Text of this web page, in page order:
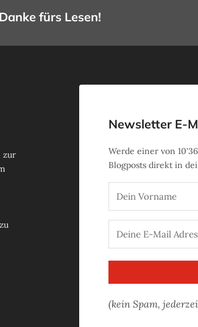
Danke fürs Lesen!
zur
Newsletter E-
Werde einer von
Blogposts direkt in
(kein Spam,